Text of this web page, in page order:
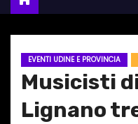
EVENTI UDINE E PROVINCIA
Musicisti
Lignano